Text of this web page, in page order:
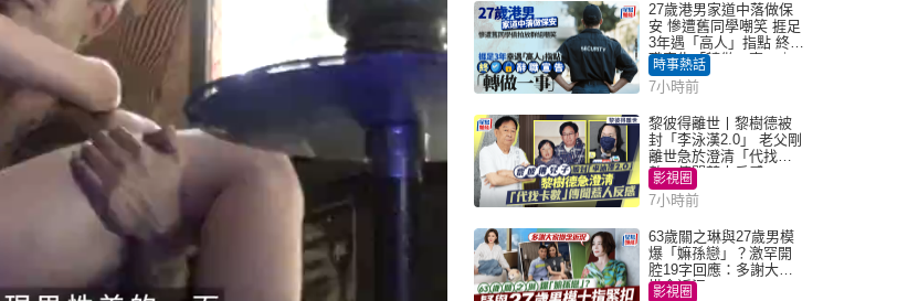
27歲港男家道中落做保
安 慘遭舊同學嘲笑 捱足
3年遇「高人」指點 終辭
職宣告「轉做一事」｜
Juicy叮
時事熱話
7小時前
黎彼得離世丨黎樹德被
封「李泳漢2.0」 老父剛
離世急於澄清「代找卡
數」傳聞惹人反感
影視圈
7小時前
63歲關之琳與27歲男模
爆「嫲孫戀」？激罕開
腔19字回應：多謝大家
掛念近況
影視圈